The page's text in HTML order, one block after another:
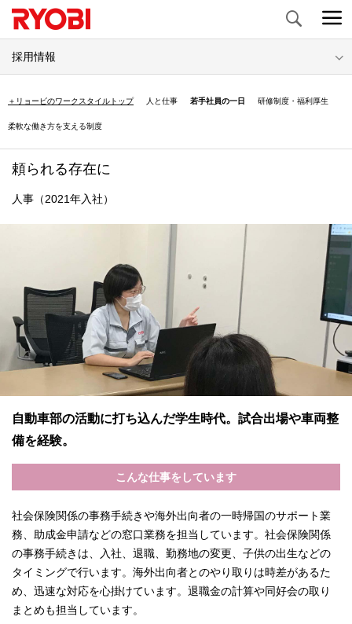
Search
採用情報
＋リョービのワークスタイルトップ 人と仕事 若手社員の一日 研修制度・福利厚生
柔軟な働き方を支える制度
頼られる存在に
人事（2021年入社）
自動車部の活動に打ち込んだ学生時代。試合出場や車両整
備を経験。
こんな仕事をしています
社会保険関係の事務手続きや海外出向者の一時帰国のサポート業
務、助成金申請などの窓口業務を担当しています。社会保険関係
の事務手続きは、入社、退職、勤務地の変更、子供の出生などの
タイミングで行います。海外出向者とのやり取りは時差があるた
め、迅速な対応を心掛けています。退職金の計算や同好会の取り
まとめも担当しています。